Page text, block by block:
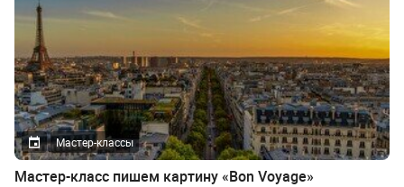
Мастер-классы
Мастер-класс пишем картину «Bon Voyage»